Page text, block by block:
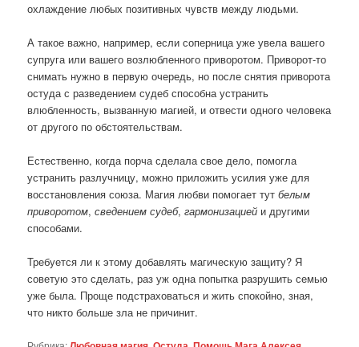
охлаждение любых позитивных чувств между людьми.
А такое важно, например, если соперница уже увела вашего
супруга или вашего возлюбленного приворотом. Приворот-то
снимать нужно в первую очередь, но после снятия приворота
остуда с разведением судеб способна устранить
влюбленность, вызванную магией, и отвести одного человека
от другого по обстоятельствам.
Естественно, когда порча сделала свое дело, помогла
устранить разлучницу, можно приложить усилия уже для
восстановления союза. Магия любви помогает тутбелым
приворотом,сведением судеб,гармонизацией и другими
способами.
Требуется ли к этому добавлять магическую защиту? Я
советую это сделать, раз уж одна попытка разрушить семью
уже была. Проще подстраховаться и жить спокойно, зная,
что никто больше зла не причинит.